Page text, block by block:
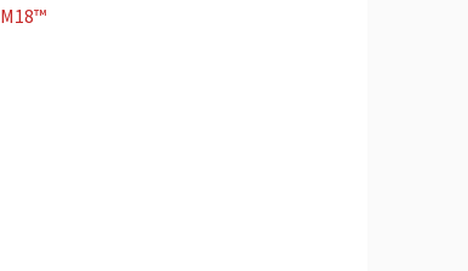
M18™